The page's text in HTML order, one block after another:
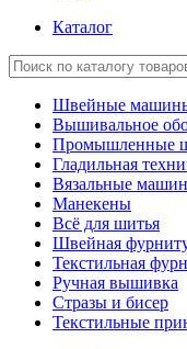
Каталог
Швейные
Вышивальное
Промышленные
Гладильная
Вязальные
Манекены
Всё для шитья
Швейная
Текстильная
Ручная вышивка
Стразы и бисер
Текстильные